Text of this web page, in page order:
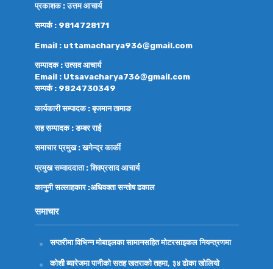
प्रकाशक : उत्तम आचार्य
सम्पर्क : 9814728171
Email : uttamacharya936@gmail.com
सम्पादक : उत्सव आचार्य
Email : Utsavacharya736@gmail.com
सम्पर्क : 9824730349
कार्यकारी सम्पादक : बृजमान तामाङ
सह सम्पादक : डम्बर राई
समाचार प्रमुख : खगेन्द्र कार्की
प्रमुख सम्वाददाता : शिवप्रसाद आचार्य
कानुनी सल्लाहकार :अधिवक्तासन्तोष ढकाल
समाचार
सप्तरीमा विभिन्न मोबाइलका सामानसहित मोटरसाइकल नियन्त्रणमा
कोशी ब्यारेजमा पानीको सतह खतराको तहमा, ३४ ढोका खोलियो